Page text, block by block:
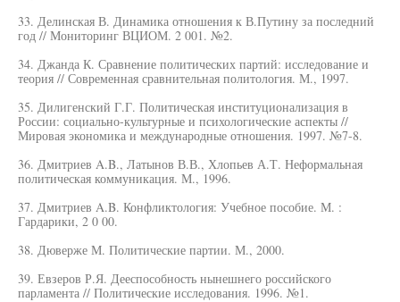
33. Делинская В. Динамика отношения к В.Путину за последний
год // Мониторинг ВЦИОМ. 2 001. №2.
34. Джанда К. Сравнение политических партий: исследование и
теория // Современная сравнительная политология. М., 1997.
35. Дилигенский Г.Г. Политическая институционализация в
России: социально-культурные и психологические аспекты //
Мировая экономика и международные отношения. 1997. №7-8.
36. Дмитриев A.B., Латынов В.В., Хлопьев А.Т. Неформальная
политическая коммуникация. М., 1996.
37. Дмитриев A.B. Конфликтология: Учебное пособие. М. :
Гардарики, 2 0 00.
38. Дюверже М. Политические партии. М., 2000.
39. Евзеров Р.Я. Дееспособность нынешнего российского
парламента // Политические исследования. 1996. №1.